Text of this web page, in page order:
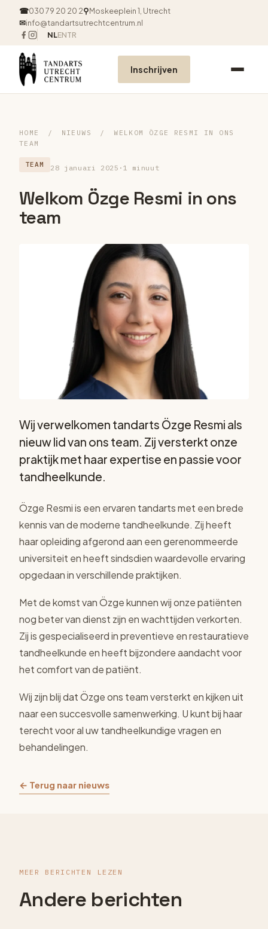
☎030 79 20 20 2⚲Moskeeplein 1, Utrecht
✉info@tandartsutrechtcentrum.nl
NLENTR
Inschrijven
HOME / NIEUWS /
WELKOM ÖZGE RESMI IN ONS
TEAM
TEAM 28 januari 2025 · 1 minuut
Welkom Özge Resmi in ons
team
Wij verwelkomen tandarts Özge Resmi als
nieuw lid van ons team. Zij versterkt onze
praktijk met haar expertise en passie voor
tandheelkunde.
Özge Resmi is een ervaren tandarts met een brede
kennis van de moderne tandheelkunde. Zij heeft
haar opleiding afgerond aan een gerenommeerde
universiteit en heeft sindsdien waardevolle ervaring
opgedaan in verschillende praktijken.
Met de komst van Özge kunnen wij onze patiënten
nog beter van dienst zijn en wachttijden verkorten.
Zij is gespecialiseerd in preventieve en restauratieve
tandheelkunde en heeft bijzondere aandacht voor
het comfort van de patiënt.
Wij zijn blij dat Özge ons team versterkt en kijken uit
naar een succesvolle samenwerking. U kunt bij haar
terecht voor al uw tandheelkundige vragen en
behandelingen.
← Terug naar nieuws
MEER BERICHTEN LEZEN
Andere berichten